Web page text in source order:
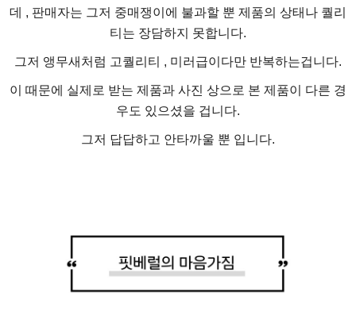
데 , 판매자는 그저 중매쟁이에 불과할 뿐 제품의 상태나 퀄리
티는 장담하지 못합니다.
그저 앵무새처럼 고퀄리티 , 미러급이다만 반복하는겁니다.
이 때문에 실제로 받는 제품과 사진 상으로 본 제품이 다른 경
우도 있으셨을 겁니다.
그저 답답하고 안타까울 뿐 입니다.